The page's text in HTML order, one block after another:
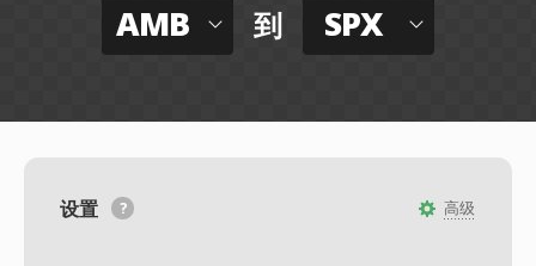
AMB 到 SPX
高级
设置